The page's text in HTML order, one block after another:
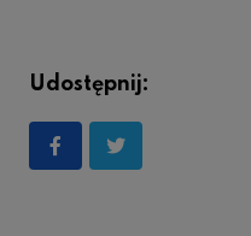
Udostępnij: